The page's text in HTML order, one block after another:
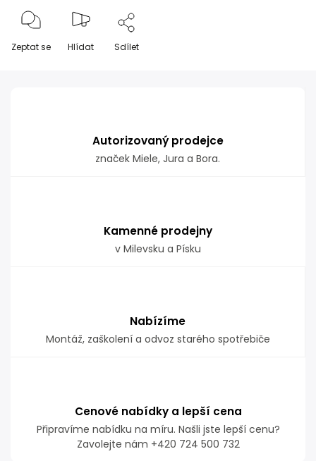
Zeptat se Hlídat Sdílet
Autorizovaný prodejce
značek Miele, Jura a Bora.
Kamenné prodejny
v Milevsku a Písku
Nabízíme
Montáž, zaškolení a odvoz starého spotřebiče
Cenové nabídky a lepší cena
Připravíme nabídku na míru. Našli jste lepší cenu?
Zavolejte nám +420 724 500 732